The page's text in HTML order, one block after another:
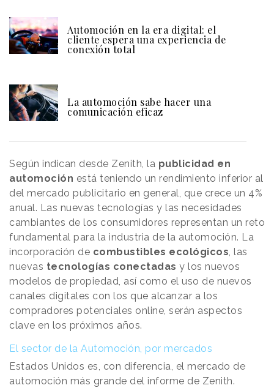
Automoción en la era digital: el
cliente espera una experiencia de
conexión total
La automoción sabe hacer una
comunicación eficaz
Según indican desde Zenith, la publicidad en
automoción está teniendo un rendimiento inferior al
del mercado publicitario en general, que crece un 4%
anual. Las nuevas tecnologías y las necesidades
cambiantes de los consumidores representan un reto
fundamental para la industria de la automoción. La
incorporación de combustibles ecológicos, las
nuevas tecnologías conectadas y los nuevos
modelos de propiedad, así como el uso de nuevos
canales digitales con los que alcanzar a los
compradores potenciales online, serán aspectos
clave en los próximos años.
El sector de la Automoción, por mercados
Estados Unidos es, con diferencia, el mercado de
automoción más grande del informe de Zenith.